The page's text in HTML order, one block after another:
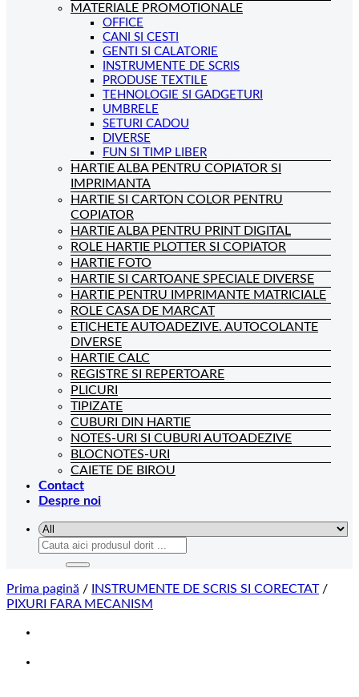
MATERIALE PROMOTIONALE
OFFICE
CANI SI CESTI
GENTI SI CALATORIE
INSTRUMENTE DE SCRIS
PRODUSE TEXTILE
TEHNOLOGIE SI GADGETURI
UMBRELE
SETURI CADOU
DIVERSE
FUN SI TIMP LIBER
HARTIE ALBA PENTRU COPIATOR SI
IMPRIMANTA
HARTIE SI CARTON COLOR PENTRU
COPIATOR
HARTIE ALBA PENTRU PRINT DIGITAL
ROLE HARTIE PLOTTER SI COPIATOR
HARTIE FOTO
HARTIE SI CARTOANE SPECIALE DIVERSE
HARTIE PENTRU IMPRIMANTE MATRICIALE
ROLE CASA DE MARCAT
ETICHETE AUTOADEZIVE. AUTOCOLANTE
DIVERSE
HARTIE CALC
REGISTRE SI REPERTOARE
PLICURI
TIPIZATE
CUBURI DIN HARTIE
NOTES-URI SI CUBURI AUTOADEZIVE
BLOCNOTES-URI
CAIETE DE BIROU
Contact
Despre noi
Caută
Prima pagină / INSTRUMENTE DE SCRIS SI CORECTAT /
PIXURI FARA MECANISM